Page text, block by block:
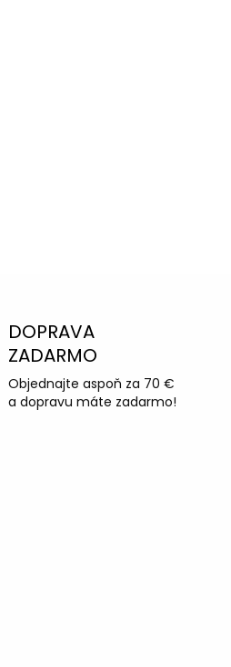
DOPRAVA
ZADARMO
Objednajte aspoň za 70 €
a dopravu máte zadarmo!